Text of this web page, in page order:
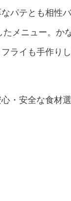
パテとも相性
メニュー。か
ライも手作り
・安全な食材